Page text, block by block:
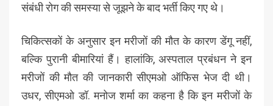
संबंधी रोग की समस्या से जूझने के बाद भर्ती किए गए थे।
चिकित्सकों के अनुसार इन मरीजों की मौत के कारण डेंगू नहीं,
बल्कि पुरानी बीमारियां हैं। हालांकि, अस्पताल प्रबंधन ने इन
मरीजों की मौत की जानकारी सीएमओ ऑफिस भेज दी थी।
उधर, सीएमओ डॉ. मनोज शर्मा का कहना है कि इन मरीजों के